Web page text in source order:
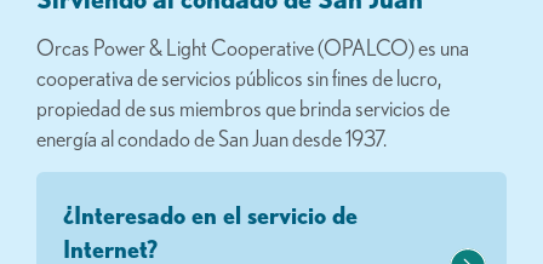
Orcas Power & Light Cooperative (OPALCO) es una
cooperativa de servicios públicos sin fines de lucro,
propiedad de sus miembros que brinda servicios de
energía al condado de San Juan desde 1937.
¿Interesado en el servicio de
Internet?